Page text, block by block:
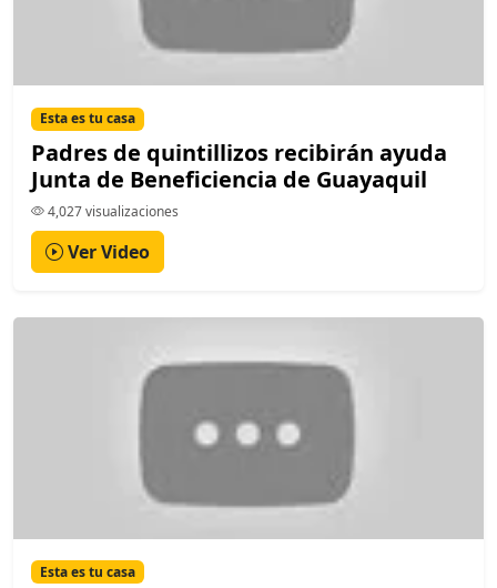
Esta es tu casa
Padres de quintillizos recibirán ayuda
Junta de Beneficiencia de Guayaquil
4,027 visualizaciones
Ver Video
Esta es tu casa